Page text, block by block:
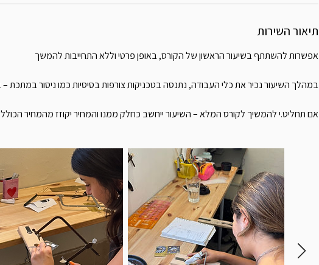
תיאור השירות
אם תחליט.י להמשיך לקורס המלא – השיעור ייחשב כחלק ממנו והמחיר יקוזז מהמחיר הכולל